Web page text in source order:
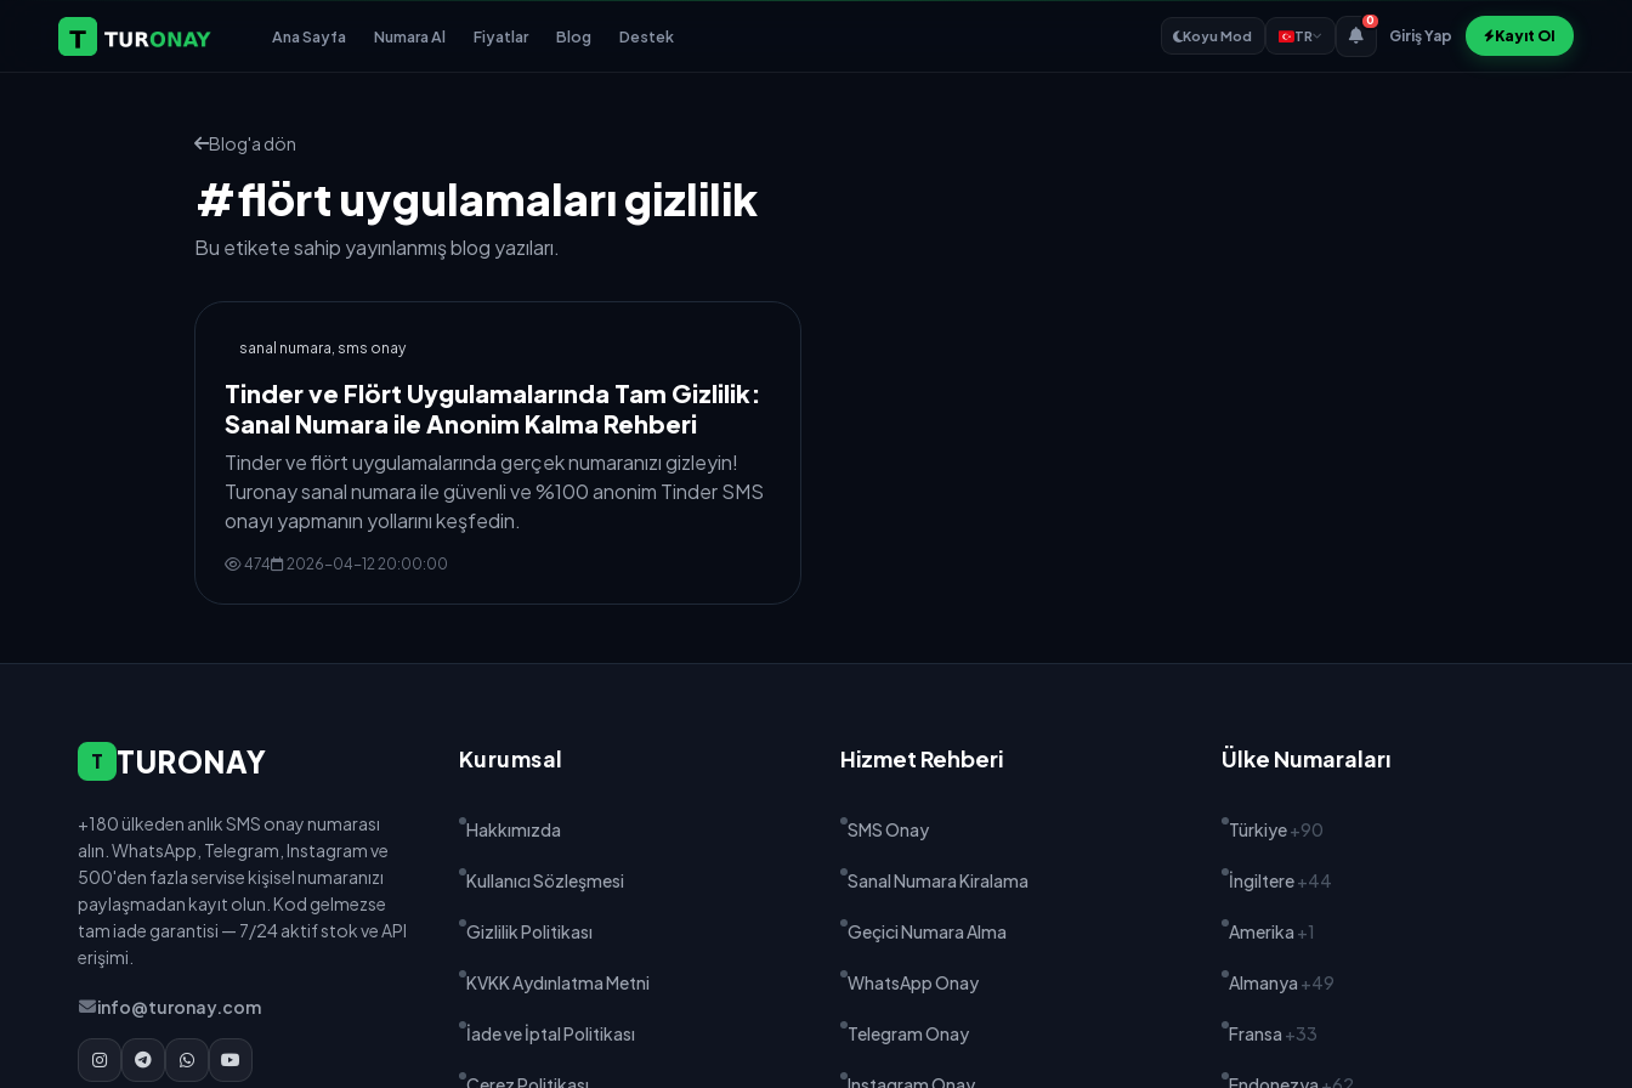
Ana Sayfa Numara Al Fiyatlar Blog Destek Koyu Mod TR
0
Giriş Yap Kayıt Ol
Blog'a dön
#flört uygulamaları gizlilik
Bu etikete sahip yayınlanmış blog yazıları.
sanal numara, sms onay
Tinder ve Flört Uygulamalarında Tam Gizlilik:
Sanal Numara ile Anonim Kalma Rehberi
Tinder ve flört uygulamalarında gerçek numaranızı gizleyin!
Turonay sanal numara ile güvenli ve %100 anonim Tinder SMS
onayı yapmanın yollarını keşfedin.
474 2026-04-12 20:00:00
T TURONAY
+180 ülkeden anlık SMS onay numarası
alın. WhatsApp, Telegram, Instagram ve
500'den fazla servise kişisel numaranızı
paylaşmadan kayıt olun. Kod gelmezse
tam iade garantisi — 7/24 aktif stok ve API
erişimi.
info@turonay.com
Kurumsal
Hakkımızda
Kullanıcı Sözleşmesi
Gizlilik Politikası
KVKK Aydınlatma Metni
İade ve İptal Politikası
Hizmet Rehberi
SMS Onay
Sanal Numara Kiralama
Geçici Numara Alma
WhatsApp Onay
Telegram Onay
Ülke Numaraları
Türkiye+90
İngiltere+44
Amerika +1
Almanya +49
Fransa +33